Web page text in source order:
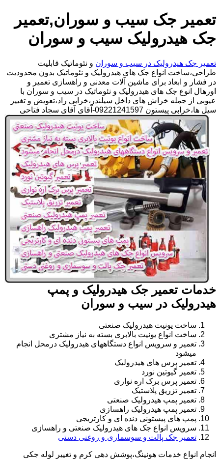
تعمیر جک سیب و سوران,تعمیر
جک هیدرولیک سیب و سوران
تعمیر جک هیدرولیک در سیب و سوران و نئوماتیک قابلیت
طراحی،ساخت انواع جک های هیدرولیک و نئوماتیک بدون محدودیت
در فشار و ابعاد برای ماشین آلات معدنی و راهسازی تعمیر و
اورهال انوع جک های هیدرولیک و نئوماتیک در سیب و سوران با
عیوبی از جمله خراش های داخل سیلندر،خرابی راد،تعویض و تغییر
سیل ها،خرابی پیستون 09221241597-آقای آقای سجاد فتاحی
خدمات تعمیر جک هیدرولیک و پمپ
هیدرولیک در سیب و سوران
ساخت یونیت هیدرولیک صنعتی
ساخت انواع یونیت بالابری بسته به نیاز مشتری
تعمیر و سرویس انواع دستگاههای هیدرولیک درمحل انجام
میشود
تعمیر پرس های هیدرولیک
تعمیر گیوتین نورد
تعمیر پرس برک اره نواری
تعمیر تزریق پلاستیک
تعمیر پمپ هیدرولیک صنعتی
تعمیر پمپ هیدرولیک راهسازی
پمپ های پیستونی دنده ای و کارتریجی
سرویس انواع جک های هیدرولیک صنعتی و راهسازی
تعمیر جک پالت و سوسماری و روغنی دستی
انجام انواع خدمات هونینگ،پوشش دهی کرم و تغییر لوله جکی